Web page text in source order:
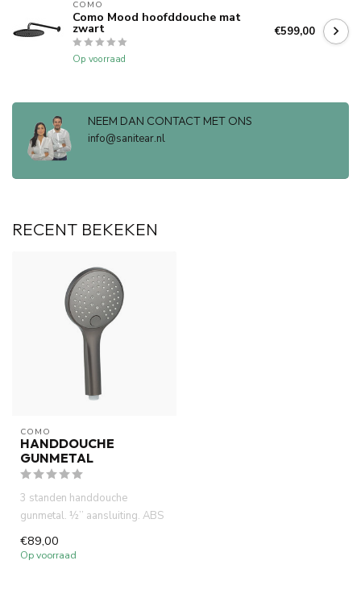
COMO
Como Mood hoofddouche mat
zwart
Op voorraad
€599,00
NEEM DAN CONTACT MET ONS
info@sanitear.nl
RECENT BEKEKEN
COMO
HANDDOUCHE
GUNMETAL
3 standen handdouche
gunmetal. ½’’ aansluiting. ABS
materiaal. 26 cm lengte.
€89,00
Op voorraad